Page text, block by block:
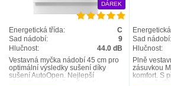
DÁREK
Energetická třída:
C
Sad nádobí:
9
Hlučnost:
44.0 dB
Vestavná myčka nádobí 45 cm pro
optimální výsledky sušení díky
sušení AutoOpen. Nejlepší
Sad nádobí:
Hlučnost:
Plně
zásuvkou
komfort. S